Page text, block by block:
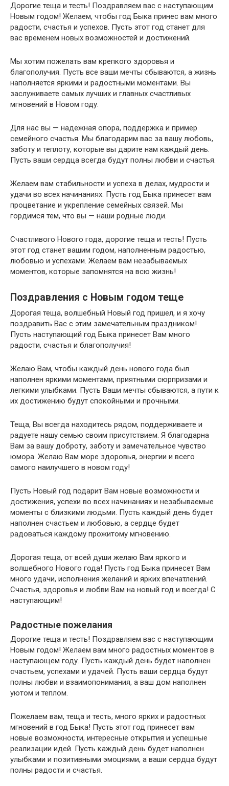
Дорогие теща и тесть! Поздравляем вас с наступающим
Новым годом! Желаем, чтобы год Быка принес вам много
радости, счастья и успехов. Пусть этот год станет для
вас временем новых возможностей и достижений.
Мы хотим пожелать вам крепкого здоровья и
благополучия. Пусть все ваши мечты сбываются, а жизнь
наполняется яркими и радостными моментами. Вы
заслуживаете самых лучших и главных счастливых
мгновений в Новом году.
Для нас вы — надежная опора, поддержка и пример
семейного счастья. Мы благодарим вас за вашу любовь,
заботу и теплоту, которые вы дарите нам каждый день.
Пусть ваши сердца всегда будут полны любви и счастья.
Желаем вам стабильности и успеха в делах, мудрости и
удачи во всех начинаниях. Пусть год Быка принесет вам
процветание и укрепление семейных связей. Мы
гордимся тем, что вы — наши родные люди.
Счастливого Нового года, дорогие теща и тесть! Пусть
этот год станет вашим годом, наполненным радостью,
любовью и успехами. Желаем вам незабываемых
моментов, которые запомнятся на всю жизнь!
Поздравления с Новым годом теще
Дорогая теща, волшебный Новый год пришел, и я хочу
поздравить Вас с этим замечательным праздником!
Пусть наступающий год Быка принесет Вам много
радости, счастья и благополучия!
Желаю Вам, чтобы каждый день нового года был
наполнен яркими моментами, приятными сюрпризами и
легкими улыбками. Пусть Ваши мечты сбываются, а пути к
их достижению будут спокойными и прочными.
Теща, Вы всегда находитесь рядом, поддерживаете и
радуете нашу семью своим присутствием. Я благодарна
Вам за вашу доброту, заботу и замечательное чувство
юмора. Желаю Вам море здоровья, энергии и всего
самого наилучшего в новом году!
Пусть Новый год подарит Вам новые возможности и
достижения, успехи во всех начинаниях и незабываемые
моменты с близкими людьми. Пусть каждый день будет
наполнен счастьем и любовью, а сердце будет
радоваться каждому прожитому мгновению.
Дорогая теща, от всей души желаю Вам яркого и
волшебного Нового года! Пусть год Быка принесет Вам
много удачи, исполнения желаний и ярких впечатлений.
Счастья, здоровья и любви Вам на новый год и всегда! С
наступающим!
Радостные пожелания
Дорогие теща и тесть! Поздравляем вас с наступающим
Новым годом! Желаем вам много радостных моментов в
наступающем году. Пусть каждый день будет наполнен
счастьем, успехами и удачей. Пусть ваши сердца будут
полны любви и взаимопонимания, а ваш дом наполнен
уютом и теплом.
Пожелаем вам, теща и тесть, много ярких и радостных
мгновений в год Быка! Пусть этот год принесет вам
новые возможности, интересные открытия и успешные
реализации идей. Пусть каждый день будет наполнен
улыбками и позитивными эмоциями, а ваши сердца будут
полны радости и счастья.